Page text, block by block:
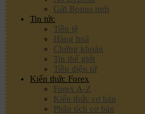
Gửi Bonus mới
Tin tức
Tiền tệ
Hàng hoá
Chứng khoán
Tin thế giới
Tiền điện tử
Kiến thức Forex
Forex A-Z
Kiến thức cơ bản
Phân tích cơ bản